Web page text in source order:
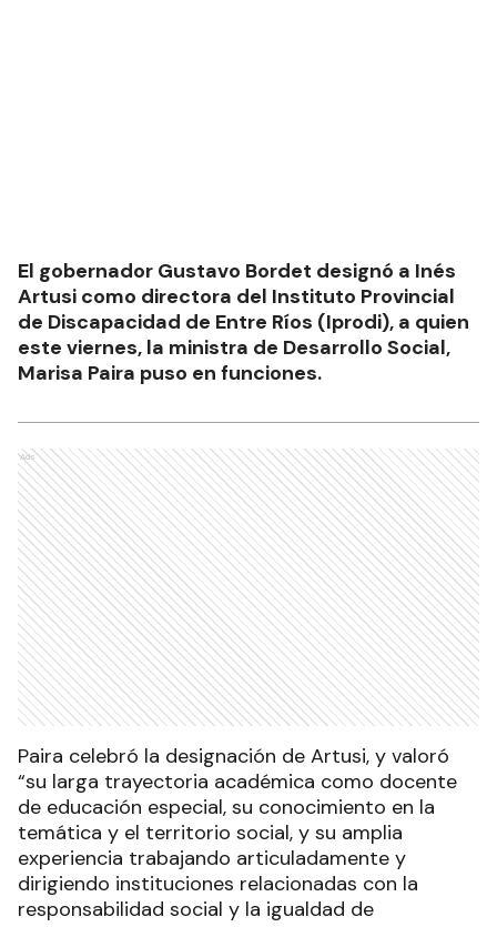
El gobernador Gustavo Bordet designó a Inés
Artusi como directora del Instituto Provincial
de Discapacidad de Entre Ríos (Iprodi), a quien
este viernes, la ministra de Desarrollo Social,
Marisa Paira puso en funciones.
Ads
Paira celebró la designación de Artusi, y valoró
“su larga trayectoria académica como docente
de educación especial, su conocimiento en la
temática y el territorio social, y su amplia
experiencia trabajando articuladamente y
dirigiendo instituciones relacionadas con la
responsabilidad social y la igualdad de